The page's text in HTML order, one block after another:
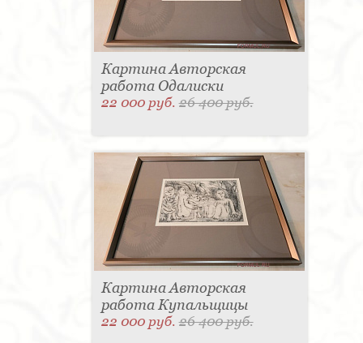
Картина Авторская
работа Одалиски
22 000 руб.26 400 руб.
Картина Авторская
работа Купальщицы
22 000 руб.26 400 руб.